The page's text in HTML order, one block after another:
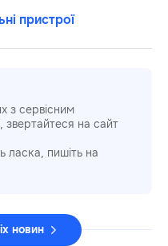
пристрої
з сервісним
звертайтеся на сайт
ласка, пишіть на
новин